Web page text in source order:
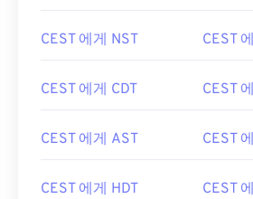
CEST 에게 NST CEST
CEST 에게 CDT CEST
CEST 에게 AST CEST
CEST 에게 HDT CEST